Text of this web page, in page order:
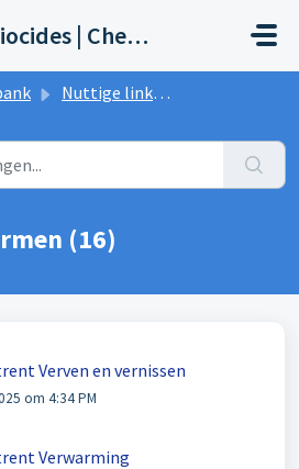
Helpdesk Biocides | Chemicals | Products
Nuttige links & Evenementen
(16)
Verven en vernissen
om 4:34 PM
Verwarming